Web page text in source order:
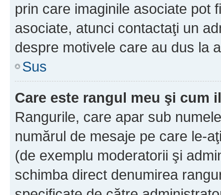
prin care imaginile asociate pot
asociate, atunci contactaţi un
despre motivele care au dus la
Sus
Care este rangul meu şi cum
Rangurile, care apar sub
numărul de mesaje pe care le-
(de exemplu moderatorii şi
schimba direct denumirea